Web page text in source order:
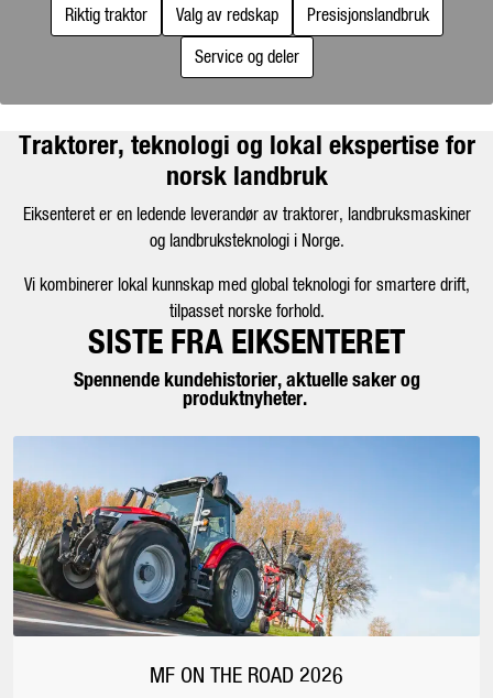
Riktig traktor Valg av redskap Presisjonslandbruk
Service og deler
Traktorer, teknologi og lokal ekspertise for
norsk landbruk
Eiksenteret er en ledende leverandør av traktorer, landbruksmaskiner
og landbruksteknologi i Norge.
Vi kombinerer lokal kunnskap med global teknologi for smartere drift,
tilpasset norske forhold.
SISTE FRA EIKSENTERET
Spennende kundehistorier, aktuelle saker og
produktnyheter.
MF ON THE ROAD 2026
Kampanjer